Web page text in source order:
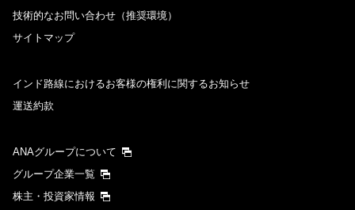
技術的なお問い合わせ（推奨環境）
サイトマップ
インド路線におけるお客様の権利に関するお知らせ
運送約款
ANAグループについて
グループ企業一覧
株主・投資家情報